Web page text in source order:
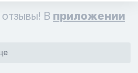
В приложении